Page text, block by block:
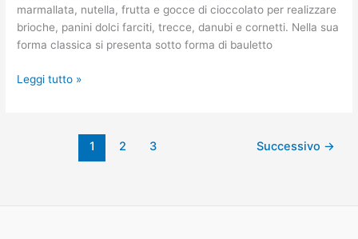
marmallata, nutella, frutta e gocce di cioccolato per realizzare
brioche, panini dolci farciti, trecce, danubi e cornetti. Nella sua
forma classica si presenta sotto forma di bauletto
Leggi tutto »
1 2 3 Successivo →